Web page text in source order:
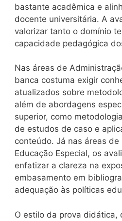
bastante acadêmica e
docente universitária. A
valorizar tanto o domínio
capacidade pedagógica
Nas áreas de
banca costuma exigir
atualizados sobre
além de abordagens
superior, como
de estudos de caso e
conteúdo. Já nas áreas de
Educação Especial, os
enfatizar a clareza na
embasamento em
adequação às políticas
O estilo da prova didática,